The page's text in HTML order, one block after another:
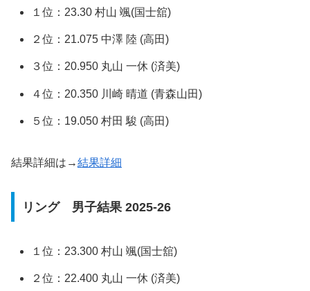
１位：23.30 村山 颯(国士舘)
２位：21.075 中澤 陸 (高田)
３位：20.950 丸山 一休 (済美)
４位：20.350 川崎 晴道 (青森山田)
５位：19.050 村田 駿 (高田)
結果詳細は→結果詳細
リング 男子結果 2025-26
１位：23.300 村山 颯(国士舘)
２位：22.400 丸山 一休 (済美)